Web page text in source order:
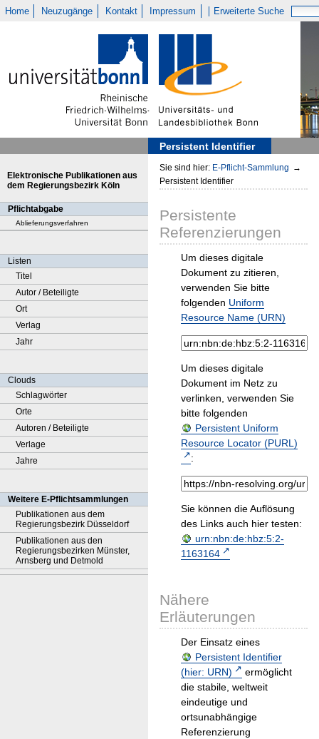
Home Neuzugänge Kontakt Impressum Erweiterte Suche
Persistent Identifier
Elektronische Publikationen aus
dem Regierungsbezirk Köln
Pflichtabgabe
Ablieferungsverfahren
Listen
Titel
Autor / Beteiligte
Ort
Verlag
Jahr
Clouds
Schlagwörter
Orte
Autoren / Beteiligte
Verlage
Jahre
Weitere E-Pflichtsammlungen
Publikationen aus dem
Regierungsbezirk Düsseldorf
Publikationen aus den
Regierungsbezirken Münster,
Arnsberg und Detmold
Sie sind hier: E-Pflicht-Sammlung →
Persistent Identifier
Persistente
Referenzierungen
Um dieses digitale
Dokument zu zitieren,
verwenden Sie bitte
folgenden Uniform
Resource Name (URN)
Um dieses digitale
Dokument im Netz zu
verlinken, verwenden Sie
bitte folgenden
Persistent Uniform
Resource Locator (PURL)
:
Sie können die Auflösung
des Links auch hier testen:
urn:nbn:de:hbz:5:2-
1163164
Nähere
Erläuterungen
Der Einsatz eines
Persistent Identifier
(hier: URN)
ermöglicht
die stabile, weltweit
eindeutige und
ortsunabhängige
Referenzierung